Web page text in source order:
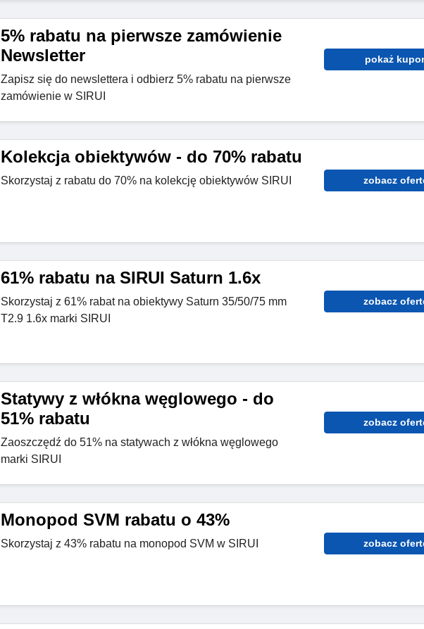
5% rabatu na pierwsze zamówienie
Newsletter
Zapisz się do newslettera i odbierz 5% rabatu na pierwsze
zamówienie w SIRUI
pokaż
Kolekcja obiektywów - do 70% rabatu
Skorzystaj z rabatu do 70% na kolekcję obiektywów SIRUI zobacz
61% rabatu na SIRUI Saturn 1.6x
Skorzystaj z 61% rabat na obiektywy Saturn 35/50/75 mm
T2.9 1.6x marki SIRUI
zobacz
Statywy z włókna węglowego - do
51% rabatu
Zaoszczędź do 51% na statywach z włókna węglowego
marki SIRUI
zobacz
Monopod SVM rabatu o 43%
Skorzystaj z 43% rabatu na monopod SVM w SIRUI zobacz